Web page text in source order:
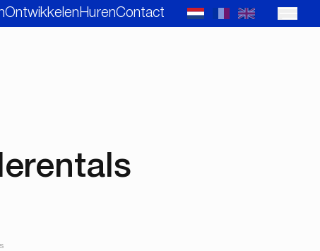
Ontwikkelen HurenContact